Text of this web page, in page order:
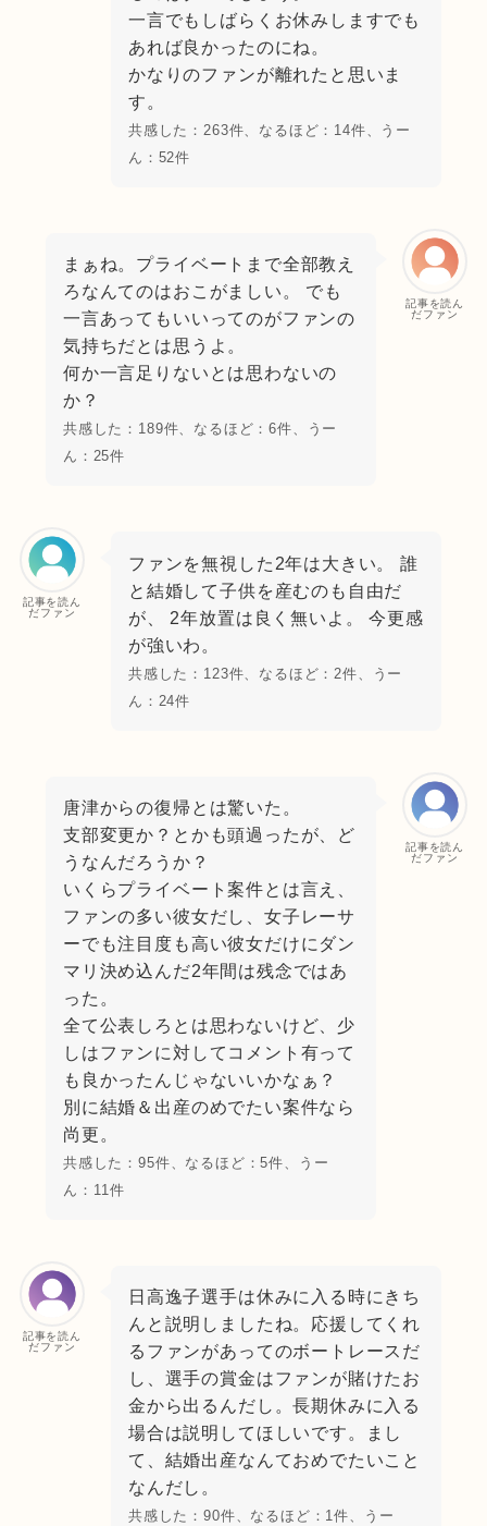
一言でもしばらくお休みしますでも
あれば良かったのにね。
かなりのファンが離れたと思いま
す。
共感した：263件、なるほど：14件、うー
ん：52件
記事を読ん
だファン
まぁね。プライベートまで全部教え
ろなんてのはおこがましい。 でも
一言あってもいいってのがファンの
気持ちだとは思うよ。
何か一言足りないとは思わないの
か？
共感した：189件、なるほど：6件、うー
ん：25件
記事を読ん
だファン
ファンを無視した2年は大きい。 誰
と結婚して子供を産むのも自由だ
が、 2年放置は良く無いよ。 今更感
が強いわ。
共感した：123件、なるほど：2件、うー
ん：24件
記事を読ん
だファン
唐津からの復帰とは驚いた。
支部変更か？とかも頭過ったが、ど
うなんだろうか？
いくらプライベート案件とは言え、
ファンの多い彼女だし、女子レーサ
ーでも注目度も高い彼女だけにダン
マリ決め込んだ2年間は残念ではあ
った。
全て公表しろとは思わないけど、少
しはファンに対してコメント有って
も良かったんじゃないいかなぁ？
別に結婚＆出産のめでたい案件なら
尚更。
共感した：95件、なるほど：5件、うー
ん：11件
記事を読ん
だファン
日高逸子選手は休みに入る時にきち
んと説明しましたね。応援してくれ
るファンがあってのボートレースだ
し、選手の賞金はファンが賭けたお
金から出るんだし。長期休みに入る
場合は説明してほしいです。まし
て、結婚出産なんておめでたいこと
なんだし。
共感した：90件、なるほど：1件、うー